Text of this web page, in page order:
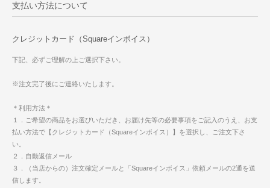
支払い方法について
クレジットカード（Squareインボイス）
下記、必ずご理解の上ご選択下さい。
※注文完了後にご連絡いたします。
＊利用方法＊
１．ご希望の商品をお選びいただき、お届け先等の必要事項をご記入のうえ、お支
払い方法で【クレジットカード（Squareインボイス）】を選択し、ご注文下さ
い。
２．自動返信メール
３．（当店からの）注文確定メールと「Squareインボイス」依頼メールの2通を送
信します。